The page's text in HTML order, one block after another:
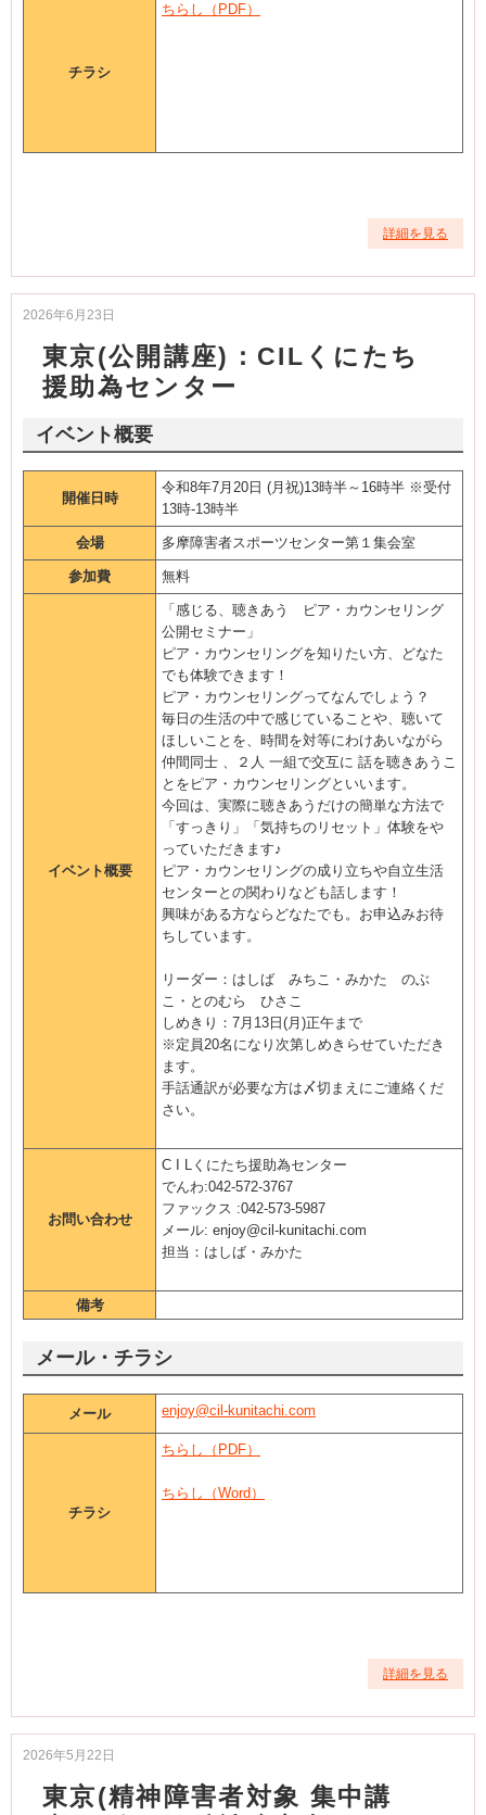
チラシ
ちらし（PDF）
詳細を見る
2026年6月23日
東京(公開講座)：CILくにたち
援助為センター
イベント概要
開催日時
令和8年7月20日 (月祝)13時半～16時半 ※受付
13時-13時半
会場 多摩障害者スポーツセンター第１集会室
参加費 無料
イベント概要
「感じる、聴きあう ピア・カウンセリング
公開セミナー」
ピア・カウンセリングを知りたい方、どなた
でも体験できます！
ピア・カウンセリングってなんでしょう？
毎日の生活の中で感じていることや、聴いて
ほしいことを、時間を対等にわけあいながら
仲間同士 、２人 一組で交互に 話を聴きあうこ
とをピア・カウンセリングといいます。
今回は、実際に聴きあうだけの簡単な方法で
「すっきり」「気持ちのリセット」体験をや
っていただきます♪
ピア・カウンセリングの成り立ちや自立生活
センターとの関わりなども話します！
興味がある方ならどなたでも。お申込みお待
ちしています。
リーダー：はしば みちこ・みかた のぶ
こ・とのむら ひさこ
しめきり：7月13日(月)正午まで
※定員20名になり次第しめきらせていただき
ます。
手話通訳が必要な方は〆切まえにご連絡くだ
さい。
お問い合わせ
C I Lくにたち援助為センター
でんわ:042-572-3767
ファックス :042-573-5987
メール: enjoy@cil-kunitachi.com
担当：はしば・みかた
備考
メール・チラシ
メール enjoy@cil-kunitachi.com
チラシ
ちらし（PDF）
ちらし（Word）
詳細を見る
2026年5月22日
東京(精神障害者対象 集中講